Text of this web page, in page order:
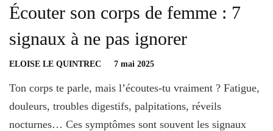
Écouter son corps de femme : 7
signaux à ne pas ignorer
ELOISE LE QUINTREC 7 mai 2025
Ton corps te parle, mais l’écoutes-tu vraiment ? Fatigue,
douleurs, troubles digestifs, palpitations, réveils
nocturnes… Ces symptômes sont souvent les signaux